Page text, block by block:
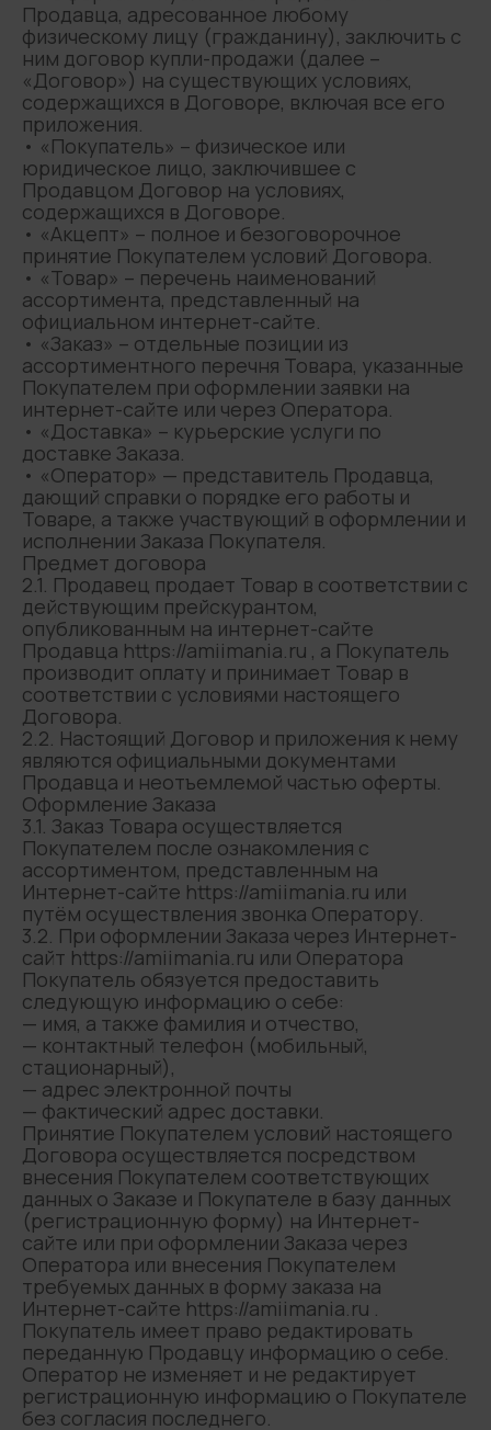
Продавца, адресованное любому
физическому лицу (гражданину), заключить с
ним договор купли-продажи (далее –
«Договор») на существующих условиях,
содержащихся в Договоре, включая все его
приложения.
• «Покупатель» – физическое или
юридическое лицо, заключившее с
Продавцом Договор на условиях,
содержащихся в Договоре.
• «Акцепт» – полное и безоговорочное
принятие Покупателем условий Договора.
• «Товар» – перечень наименований
ассортимента, представленный на
официальном интернет-сайте.
• «Заказ» – отдельные позиции из
ассортиментного перечня Товара, указанные
Покупателем при оформлении заявки на
интернет-сайте или через Оператора.
• «Доставка» – курьерские услуги по
доставке Заказа.
• «Оператор» — представитель Продавца,
дающий справки о порядке его работы и
Товаре, а также участвующий в оформлении и
исполнении Заказа Покупателя.
Предмет договора
2.1. Продавец продает Товар в соответствии с
действующим прейскурантом,
опубликованным на интернет-сайте
Продавца https://amiimania.ru , а Покупатель
производит оплату и принимает Товар в
соответствии с условиями настоящего
Договора.
2.2. Настоящий Договор и приложения к нему
являются официальными документами
Продавца и неотъемлемой частью оферты.
Оформление Заказа
3.1. Заказ Товара осуществляется
Покупателем после ознакомления с
ассортиментом, представленным на
Интернет-сайте https://amiimania.ru или
путём осуществления звонка Оператору.
3.2. При оформлении Заказа через Интернет-
сайт https://amiimania.ru или Оператора
Покупатель обязуется предоставить
следующую информацию о себе:
— имя, а также фамилия и отчество,
— контактный телефон (мобильный,
стационарный),
— адрес электронной почты
— фактический адрес доставки.
Принятие Покупателем условий настоящего
Договора осуществляется посредством
внесения Покупателем соответствующих
данных о Заказе и Покупателе в базу данных
(регистрационную форму) на Интернет-
сайте или при оформлении Заказа через
Оператора или внесения Покупателем
требуемых данных в форму заказа на
Интернет-сайте https://amiimania.ru .
Покупатель имеет право редактировать
переданную Продавцу информацию о себе.
Оператор не изменяет и не редактирует
регистрационную информацию о Покупателе
без согласия последнего.